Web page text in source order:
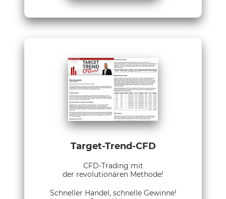
Target-Trend-CFD
CFD-Trading mit
der revolutionären Methode!
Schneller Handel, schnelle Gewinne!